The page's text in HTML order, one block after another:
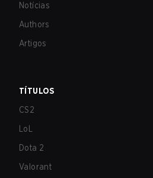
Notícias
Authors
Artigos
TÍTULOS
CS2
LoL
Dota 2
Valorant